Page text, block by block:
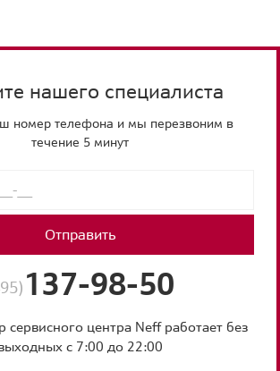
нашего специалиста
номер телефона и мы перезвоним в
течение 5 минут
Отправить
137-98-50
центра Neff работает без
с 7:00 до 22:00